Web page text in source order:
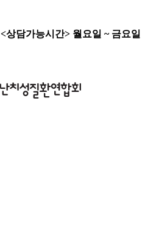
<상담가능시간> 월요일 ~ 금요일